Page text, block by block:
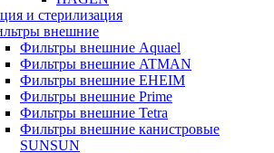
и стерилизация
внешние
Фильтры внешние Aquael
Фильтры внешние ATMAN
Фильтры внешние EHEIM
Фильтры внешние Prime
Фильтры внешние Tetra
Фильтры внешние канистровые
SUNSUN